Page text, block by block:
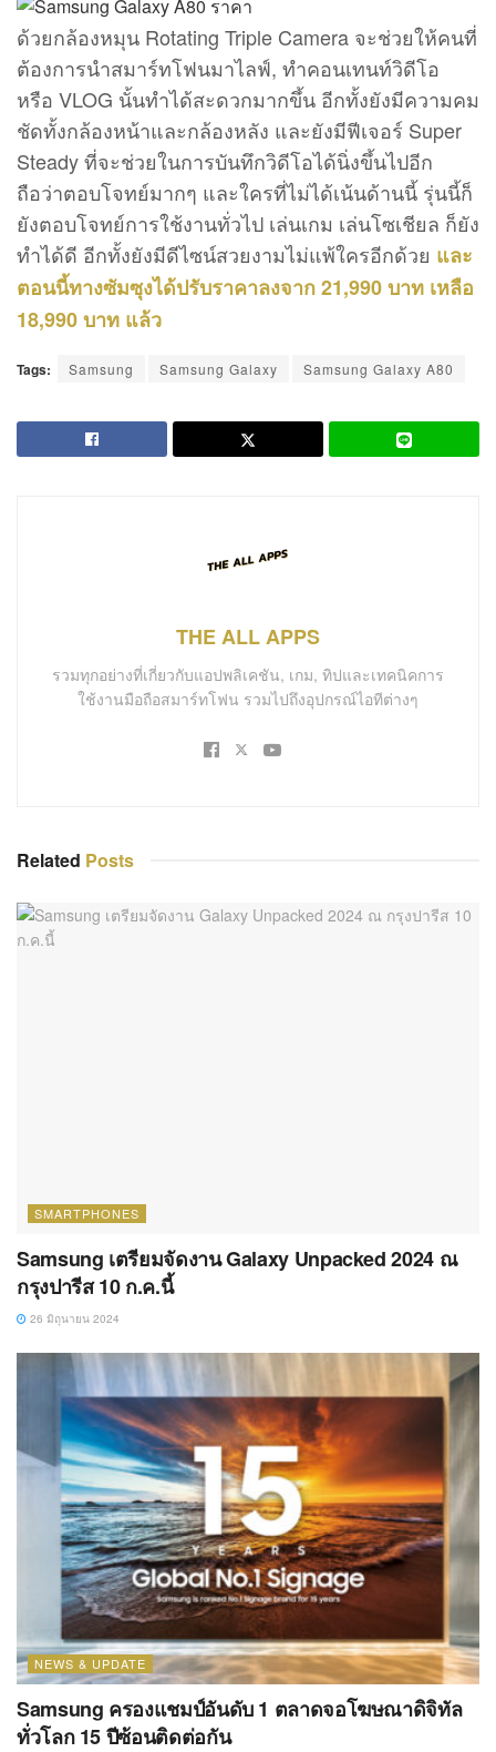
ด้วยกล้องหมุน Rotating Triple Camera จะช่วยให้คนที่
ต้องการนำสมาร์ทโฟนมาไลฟ์, ทำคอนเทนท์วิดีโอ
หรือ VLOG นั้นทำได้สะดวกมากขึ้น อีกทั้งยังมีความคม
ชัดทั้งกล้องหน้าและกล้องหลัง และยังมีฟีเจอร์ Super
Steady ที่จะช่วยในการบันทึกวิดีโอได้นิ่งขึ้นไปอีก
ถือว่าตอบโจทย์มากๆ และใครที่ไม่ได้เน้นด้านนี้ รุ่นนี้ก็
ยังตอบโจทย์การใช้งานทั่วไป เล่นเกม เล่นโซเชียล ก็ยัง
ทำได้ดี อีกทั้งยังมีดีไซน์สวยงามไม่แพ้ใครอีกด้วย และ
ตอนนี้ทางซัมซุงได้ปรับราคาลงจาก 21,990 บาท เหลือ
18,990 บาท แล้ว
Tags: Samsung Samsung Galaxy Samsung Galaxy A80
THE ALL APPS
รวมทุกอย่างที่เกี่ยวกับแอปพลิเคชัน, เกม, ทิปและเทคนิคการ
ใช้งานมือถือสมาร์ทโฟน รวมไปถึงอุปกรณ์ไอทีต่างๆ
Related Posts
SMARTPHONES
Samsung เตรียมจัดงาน Galaxy Unpacked 2024 ณ
กรุงปารีส 10 ก.ค.นี้
26 มิถุนายน 2024
NEWS & UPDATE
Samsung ครองแชมป์อันดับ 1 ตลาดจอโฆษณาดิจิทัล
ทั่วโลก 15 ปีซ้อนติดต่อกัน